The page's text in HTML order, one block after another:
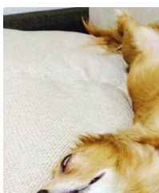
ध
र्म
त
त्यो
हा
र